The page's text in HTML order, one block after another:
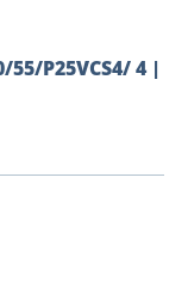
55/P25VCS4/ 4 |